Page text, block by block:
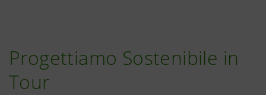
Progettiamo Sostenibile in
Tour